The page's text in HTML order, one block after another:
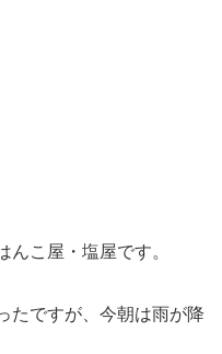
こ屋・塩屋です。
たですが、今朝は雨が降